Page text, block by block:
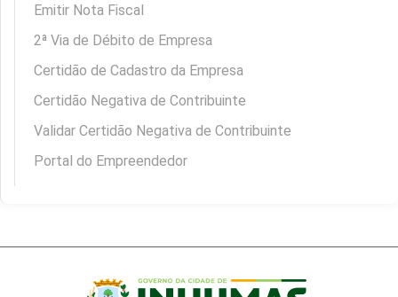
Emitir Nota Fiscal
2ª Via de Débito de Empresa
Certidão de Cadastro da Empresa
Certidão Negativa de Contribuinte
Validar Certidão Negativa de Contribuinte
Portal do Empreendedor